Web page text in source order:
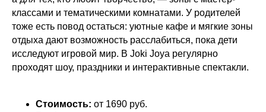
классами и тематическими комнатами. У родителей
тоже есть повод остаться: уютные кафе и мягкие зоны
отдыха дают возможность расслабиться, пока дети
исследуют игровой мир. В Joki Joya регулярно
проходят шоу, праздники и интерактивные спектакли.
Стоимость: от 1690 руб.